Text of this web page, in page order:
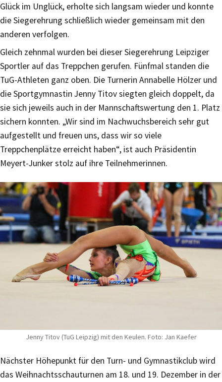
Glück im Unglück, erholte sich langsam wieder und konnte
die Siegerehrung schließlich wieder gemeinsam mit den
anderen verfolgen.
Gleich zehnmal wurden bei dieser Siegerehrung Leipziger
Sportler auf das Treppchen gerufen. Fünfmal standen die
TuG-Athleten ganz oben. Die Turnerin Annabelle Hölzer und
die Sportgymnastin Jenny Titov siegten gleich doppelt, da
sie sich jeweils auch in der Mannschaftswertung den 1. Platz
sichern konnten. „Wir sind im Nachwuchsbereich sehr gut
aufgestellt und freuen uns, dass wir so viele
Treppchenplätze erreicht haben“, ist auch Präsidentin
Meyert-Junker stolz auf ihre Teilnehmerinnen.
Jenny Titov (TuG Leipzig) mit den Keulen. Foto: Jan Kaefer
Nächster Höhepunkt für den Turn- und Gymnastikclub wird
das Weihnachtsschauturnen am 18. und 19. Dezember in der